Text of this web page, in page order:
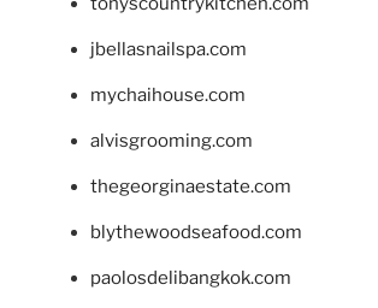
jbellasnailspa.com
mychaihouse.com
alvisgrooming.com
thegeorginaestate.com
blythewoodseafood.com
paolosdelibangkok.com